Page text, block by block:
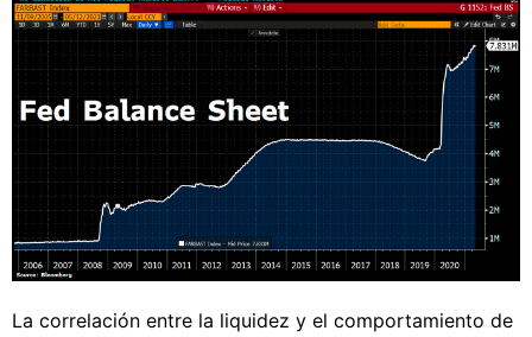
La correlación entre la liquidez y el comportamiento de